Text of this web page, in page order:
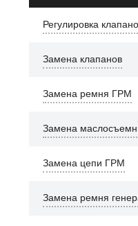
Снятие
Установка новых
После замены
Регулировка
Замена клапанов
Замена ремня ГРМ
Замена
Замена цепи ГРМ
Замена ремня